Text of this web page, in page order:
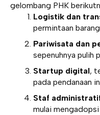
gelombang PHK
Logistik dan
permintaan
Pariwisata dan
sepenuhnya pulih
Startup digital,
pada pendanaan
Staf
mulai